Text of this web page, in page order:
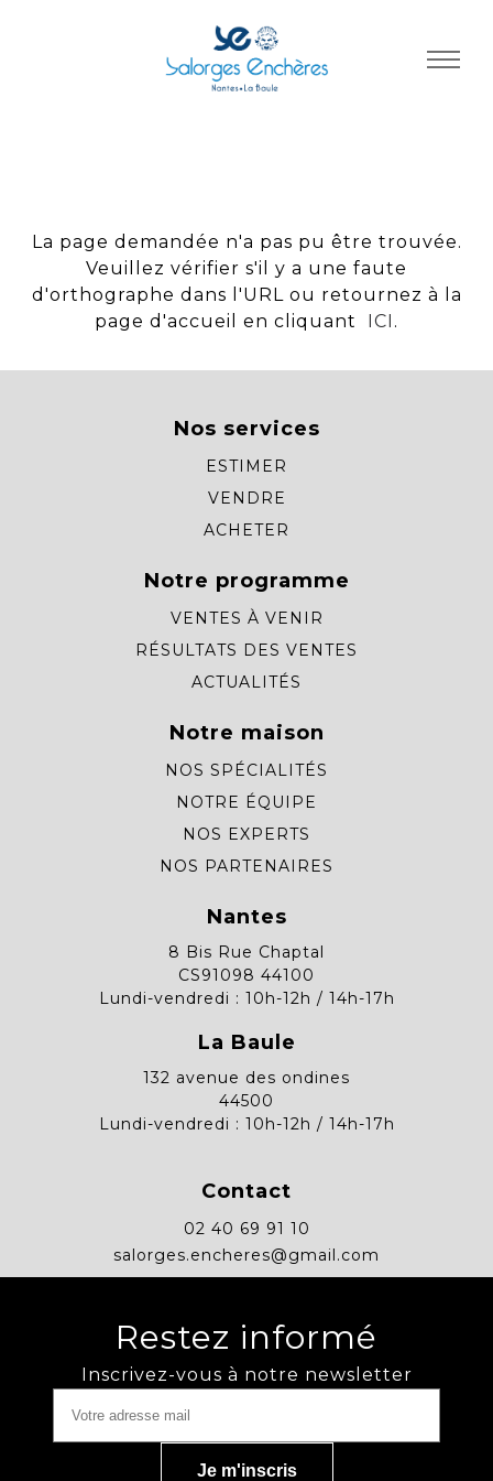
La page demandée n'a pas pu être trouvée.
Veuillez vérifier s'il y a une faute
d'orthographe dans l'URL ou retournez à la
page d'accueil en cliquant
ICI .
Nos services
ESTIMER
VENDRE
ACHETER
Notre programme
VENTES À VENIR
RÉSULTATS DES VENTES
ACTUALITÉS
Notre maison
NOS SPÉCIALITÉS
NOTRE ÉQUIPE
NOS EXPERTS
NOS PARTENAIRES
Nantes
8 Bis Rue Chaptal
CS91098 44100
Lundi-vendredi : 10h-12h / 14h-17h
La Baule
132 avenue des ondines
44500
Lundi-vendredi : 10h-12h / 14h-17h
Contact
02 40 69 91 10
salorges.encheres@gmail.com
Restez informé
Inscrivez-vous à notre newsletter